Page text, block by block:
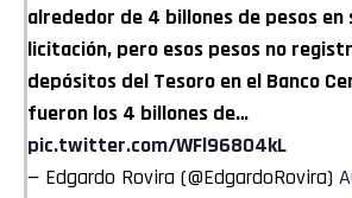
alrededor de 4 billones de pesos en
licitación, pero esos pesos no
depósitos del Tesoro en el Banco
fueron los 4 billones de…
pic.twitter.com/WFl96804kL
— Edgardo Rovira (@EdgardoRovira)